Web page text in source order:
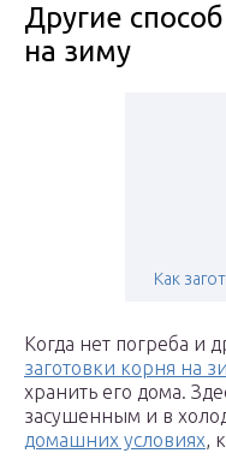
Другие
на зиму
Как
Когда нет погреба и
заготовки корня на
хранить его дома.
засушенным и в
домашних условиях,